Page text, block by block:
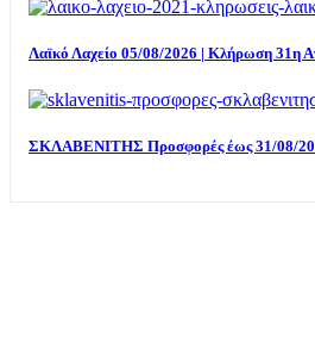
Λαϊκό Λαχείο 05/08/2026 | Κλήρωση 31η
ΣΚΛΑΒΕΝΙΤΗΣ Προσφορές έως 31/08/